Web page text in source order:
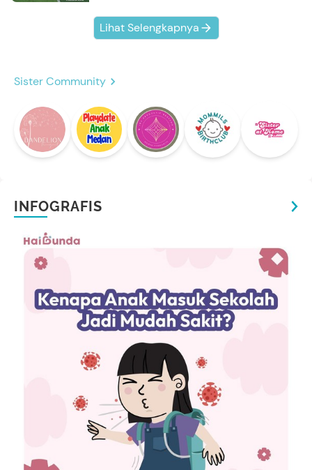
Lihat Selengkapnya
Sister Community
INFOGRAFIS